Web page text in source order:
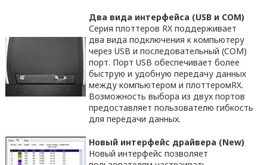
Два вида интерфейса (USB и COM)
Серия плоттеров RX поддерживает
два вида подключения к компьютеру
через USB и последовательный (COM)
порт. Порт USB обеспечивает более
быструю и удобную передачу данных
между компьютером и плоттеромRX.
Возможность выбора из двух портов
предоставляет пользователю гибкость
для передачи данных.
Новый интерфейс драйвера (New)
Новый интерфейс позволяет